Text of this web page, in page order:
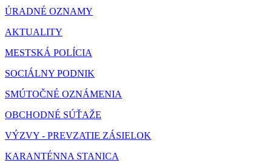
ÚRADNÉ OZNAMY
AKTUALITY
MESTSKÁ POLÍCIA
SOCIÁLNY PODNIK
SMÚTOČNÉ OZNÁMENIA
OBCHODNÉ SÚŤAŽE
VÝZVY - PREVZATIE ZÁSIELOK
KARANTÉNNA STANICA